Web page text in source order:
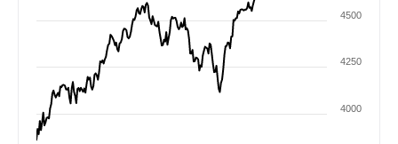
4000
4250
4500